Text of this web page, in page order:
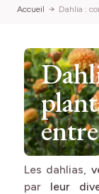
Accueil Dahlia :
Les dahlias,
par leur